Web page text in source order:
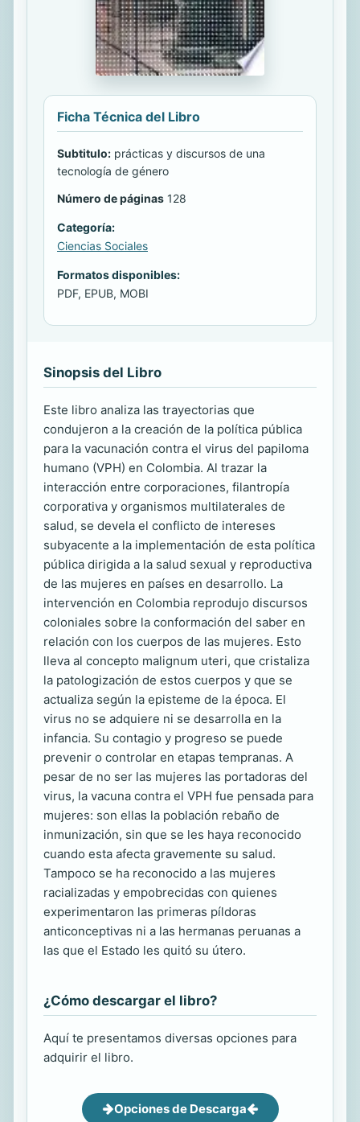
Ficha Técnica del Libro
Subtitulo: prácticas y discursos de una
tecnología de género
Número de páginas 128
Categoría:
Ciencias Sociales
Formatos disponibles:
PDF, EPUB, MOBI
Sinopsis del Libro
Este libro analiza las trayectorias que
condujeron a la creación de la política pública
para la vacunación contra el virus del papiloma
humano (VPH) en Colombia. Al trazar la
interacción entre corporaciones, filantropía
corporativa y organismos multilaterales de
salud, se devela el conflicto de intereses
subyacente a la implementación de esta política
pública dirigida a la salud sexual y reproductiva
de las mujeres en países en desarrollo. La
intervención en Colombia reprodujo discursos
coloniales sobre la conformación del saber en
relación con los cuerpos de las mujeres. Esto
lleva al concepto malignum uteri, que cristaliza
la patologización de estos cuerpos y que se
actualiza según la episteme de la época. El
virus no se adquiere ni se desarrolla en la
infancia. Su contagio y progreso se puede
prevenir o controlar en etapas tempranas. A
pesar de no ser las mujeres las portadoras del
virus, la vacuna contra el VPH fue pensada para
mujeres: son ellas la población rebaño de
inmunización, sin que se les haya reconocido
cuando esta afecta gravemente su salud.
Tampoco se ha reconocido a las mujeres
racializadas y empobrecidas con quienes
experimentaron las primeras píldoras
anticonceptivas ni a las hermanas peruanas a
las que el Estado les quitó su útero.
¿Cómo descargar el libro?
Aquí te presentamos diversas opciones para
adquirir el libro.
Opciones de Descarga